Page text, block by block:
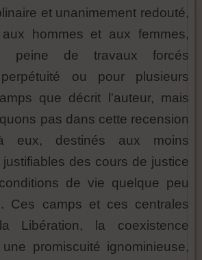
et unanimement redouté,
hommes et aux femmes,
peine de travaux forcés
ou pour plusieurs
que décrit l'auteur, mais
pas dans cette recension
eux, destinés aux moins
des cours de justice
de vie quelque peu
Ces camps et ces centrales
Libération, la coexistence
promiscuité ignominieuse,